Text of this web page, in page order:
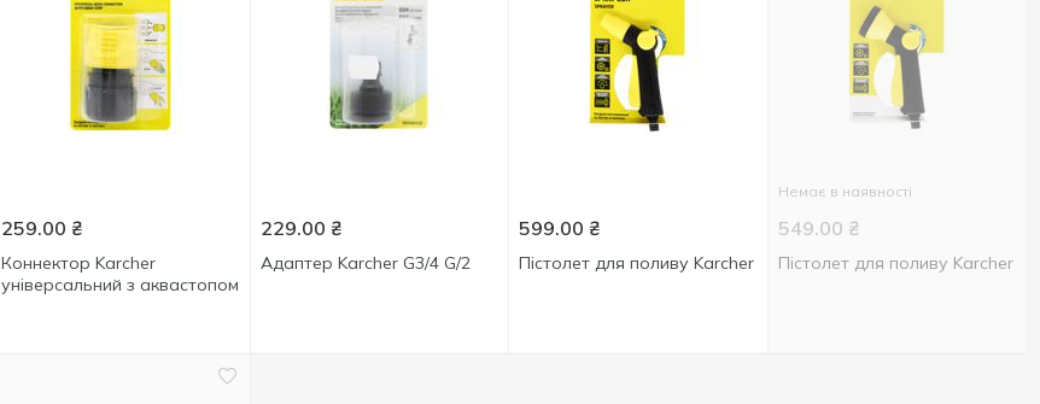
259.00 ₴
Коннектор Karcher
універсальний з аквастопом
229.00 ₴
Адаптер Karcher G3/4 G/2
599.00 ₴
Пістолет для поливу Karcher
Немає в наявності
549.00 ₴
Пістолет для поливу Karcher